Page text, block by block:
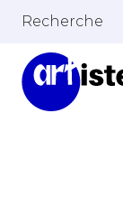
Recherche